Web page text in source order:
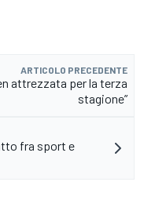
ARTICOLO PRECEDENTE
attrezzata per la terza
stagione”
fra sport e